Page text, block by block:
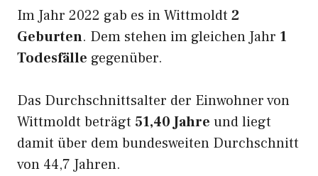
Im Jahr 2022 gab es in Wittmoldt 2
Geburten. Dem stehen im gleichen Jahr 1
Todesfälle gegenüber.
Das Durchschnittsalter der Einwohner von
Wittmoldt beträgt 51,40 Jahre und liegt
damit über dem bundesweiten Durchschnitt
von 44,7 Jahren.